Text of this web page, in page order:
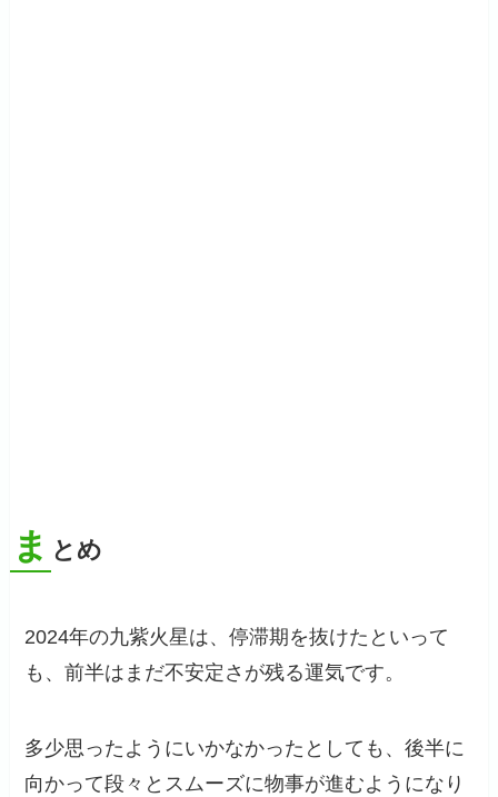
ま とめ
2024年の九紫火星は、停滞期を抜けたといって
も、前半はまだ不安定さが残る運気です。
多少思ったようにいかなかったとしても、後半に
向かって段々とスムーズに物事が進むようになり